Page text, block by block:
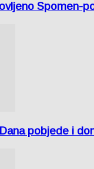
Spomen-
pobjede i